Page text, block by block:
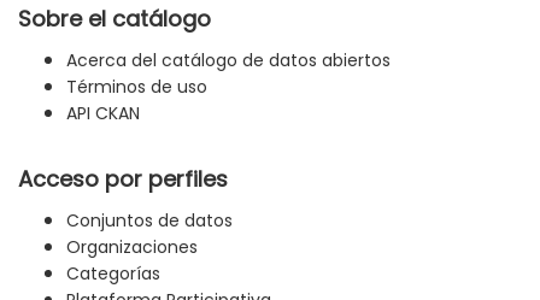
Sobre el catálogo
Acerca del catálogo de datos abiertos
Términos de uso
API CKAN
Acceso por perfiles
Conjuntos de datos
Organizaciones
Categorías